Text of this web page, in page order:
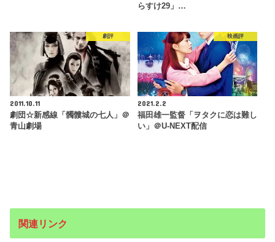
らすけ29」…
劇評
2011.10.11
劇団☆新感線「髑髏城の七人」＠
青山劇場
映画評
2021.2.2
福田雄一監督「ヲタクに恋は難し
い」＠U-NEXT配信
関連リンク